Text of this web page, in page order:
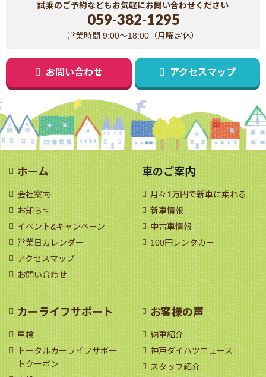
試乗のご予約などもお気軽にお問い合わせください
059-382-1295
営業時間 9:00～18:00（月曜定休）
お問い合わせ アクセスマップ
ホーム
会社案内
お知らせ
イベント&キャンペーン
営業日カレンダー
アクセスマップ
お問い合わせ
車のご案内
月々1万円で新車に乗れる
新車情報
中古車情報
100円レンタカー
カーライフサポート
車検
トータルカーライフサポー
トクーポン
お客様の声
納車紹介
神戸ダイハツニュース
スタッフ紹介